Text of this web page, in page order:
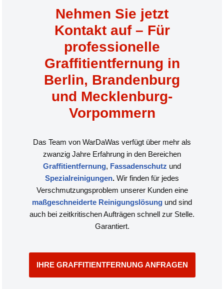
Nehmen Sie jetzt
Kontakt auf – Für
professionelle
Graffitientfernung in
Berlin, Brandenburg
und Mecklenburg-
Vorpommern
Das Team von WarDaWas verfügt über mehr als
zwanzig Jahre Erfahrung in den Bereichen
Graffitientfernung, Fassadenschutz und
Spezialreinigungen. Wir finden für jedes
Verschmutzungsproblem unserer Kunden eine
maßgeschneiderte Reinigungslösung und sind
auch bei zeitkritischen Aufträgen schnell zur Stelle.
Garantiert.
IHRE GRAFFITIENTFERNUNG ANFRAGEN